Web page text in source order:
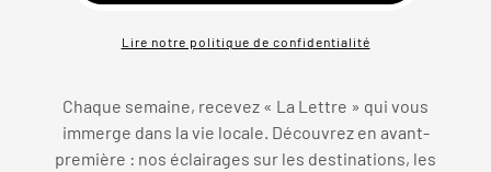
Lire notre politique de confidentialité
Chaque semaine, recevez « La Lettre » qui vous
immerge dans la vie locale. Découvrez en avant-
première : nos éclairages sur les destinations, les